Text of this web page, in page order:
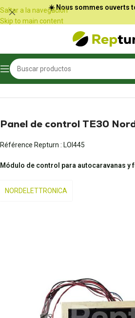
Panel de gestión de cookies
Saltar a la navegación
Skip to main content
☀️ Nous sommes ouverts
Inicio/Autocaravanas y furgonetas
Panel de control TE30
Référence Repturn : LOI445
Módulo de control para autocaravanas y
NORDELETTRONICA